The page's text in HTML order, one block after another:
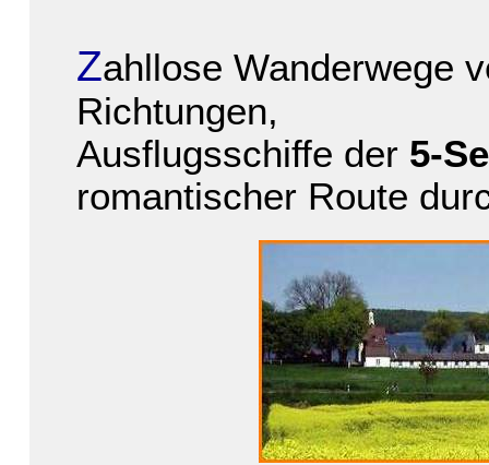
Zahllose Wanderwege
Richtungen,
Ausflugsschiffe der 5-
romantischer Route